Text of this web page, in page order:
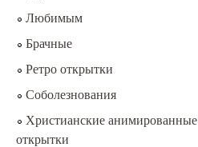
Любимым
Брачные
Ретро открытки
Соболезнования
Христианские анимированные
открытки